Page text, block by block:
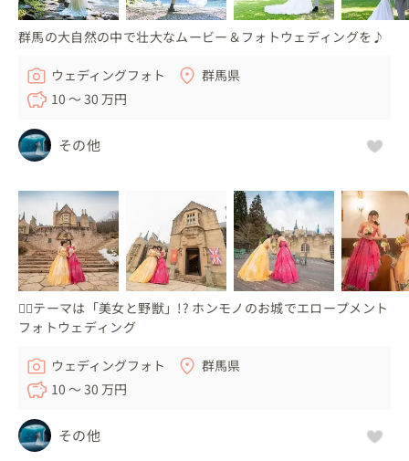
群馬の大自然の中で壮大なムービー＆フォトウェディングを♪
ウェディングフォト
群馬県
10 〜 30 万円
その他
🏳️‍🌈テーマは「美女と野獣」!? ホンモノのお城でエロープメント
フォトウェディング
ウェディングフォト
群馬県
10 〜 30 万円
その他